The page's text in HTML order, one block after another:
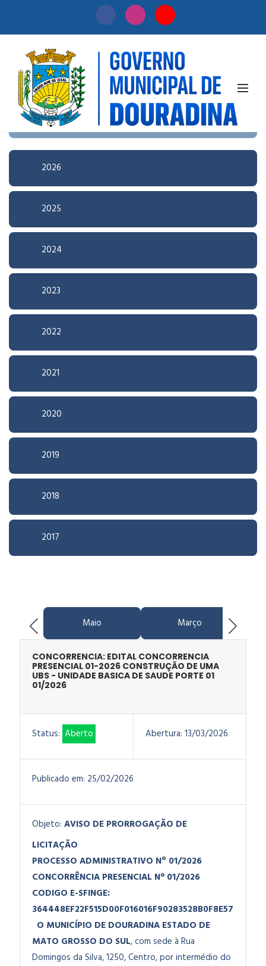
Início / Licitação
Pesquisa Avançada
2026
2025
2024
2023
2022
2021
2020
2019
2018
2017
Maio Março
CONCORRENCIA: EDITAL CONCORRENCIA
PRESENCIAL 01-2026 CONSTRUÇÃO DE UMA
UBS - UNIDADE BASICA DE SAUDE PORTE 01
01/2026
Status: Aberto Abertura: 13/03/2026
Publicado em: 25/02/2026
Objeto: AVISO DE PRORROGAÇÃO DE
LICITAÇÃO
PROCESSO ADMINISTRATIVO Nº 01/2026
CONCORRÊNCIA PRESENCIAL N° 01/2026
CODIGO E-SFINGE:
364448EF22F515D00F016016F90283528B0F8E57
O MUNICÍPIO DE DOURADINA ESTADO DE
MATO GROSSO DO SUL, com sede à Rua
Domingos da Silva, 1250, Centro, por intermédio do